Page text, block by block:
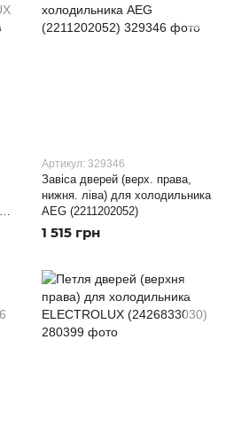
Артикул: 329346
Завіса дверей (верх. права,
нижня. ліва) для холодильника
AEG (2211202052)
1 515 грн